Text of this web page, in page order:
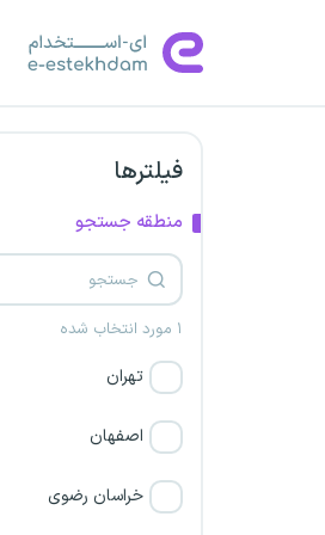
فیلترها
منطقه جستجو
۱ مورد انتخاب شده
تهران
اصفهان
خراسان رضوی